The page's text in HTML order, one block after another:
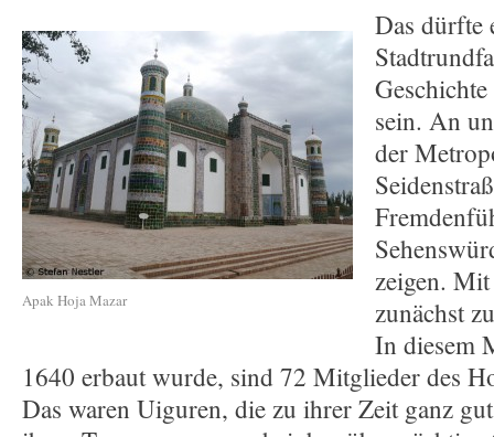
Apak Hoja Mazar
Das dürfte
sein. An
der
zeigen.
zunächst
In diesem
1640 erbaut wurde, sind 72 Mitglieder des
Das waren Uiguren, die zu ihrer Zeit ganz